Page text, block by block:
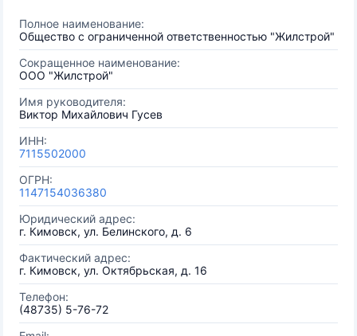
Полное наименование:
Общество с ограниченной ответственностью "Жилстрой"
Сокращенное наименование:
ООО "Жилстрой"
Имя руководителя:
Виктор Михайлович Гусев
ИНН:
7115502000
ОГРН:
1147154036380
Юридический адрес:
г. Кимовск, ул. Белинского, д. 6
Фактический адрес:
г. Кимовск, ул. Октябрьская, д. 16
Телефон:
(48735) 5-76-72